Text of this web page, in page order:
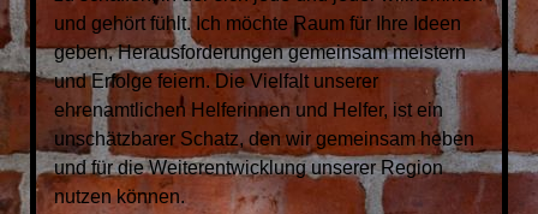
und gehört fühlt. Ich möchte Raum für Ihre Ideen
geben, Herausforderungen gemeinsam meistern
und Erfolge feiern. Die Vielfalt unserer
ehrenamtlichen Helferinnen und Helfer, ist ein
unschätzbarer Schatz, den wir gemeinsam heben
und für die Weiterentwicklung unserer Region
nutzen können.